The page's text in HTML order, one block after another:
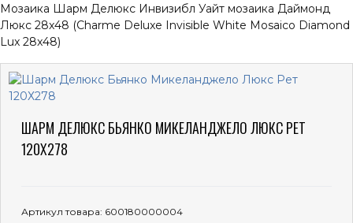
Мозаика Шарм Делюкс Инвизибл Уайт мозаика Даймонд
Люкс 28x48 (Charme Deluxe Invisible White Mosaico Diamond
Lux 28x48)
ШАРМ ДЕЛЮКС БЬЯНКО МИКЕЛАНДЖЕЛО ЛЮКС РЕТ
120Х278
Артикул товара: 600180000004